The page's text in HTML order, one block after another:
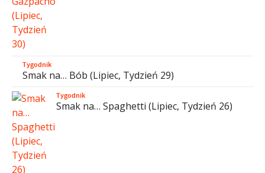
Tygodnik
Smak na… Bób (Lipiec, Tydzień 29)
Tygodnik
Smak na… Spaghetti (Lipiec, Tydzień 26)